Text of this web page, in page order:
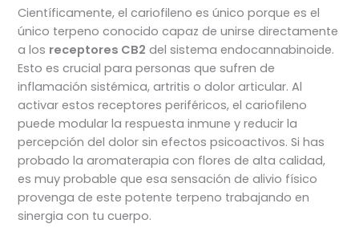
Científicamente, el cariofileno es único porque es el
único terpeno conocido capaz de unirse directamente
a los receptores CB2 del sistema endocannabinoide.
Esto es crucial para personas que sufren de
inflamación sistémica, artritis o dolor articular. Al
activar estos receptores periféricos, el cariofileno
puede modular la respuesta inmune y reducir la
percepción del dolor sin efectos psicoactivos. Si has
probado la aromaterapia con flores de alta calidad,
es muy probable que esa sensación de alivio físico
provenga de este potente terpeno trabajando en
sinergia con tu cuerpo.